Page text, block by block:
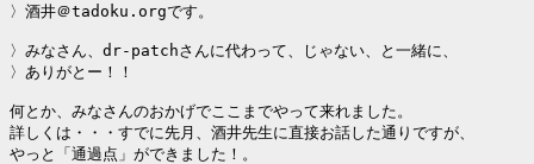
〉酒井＠tadoku.orgです。
〉みなさん、dr-patchさんに代わって、じゃない、と一緒に、
〉ありがとー！！
何とか、みなさんのおかげでここまでやって来れました。
詳しくは・・・すでに先月、酒井先生に直接お話した通りですが、
やっと「通過点」ができました！。